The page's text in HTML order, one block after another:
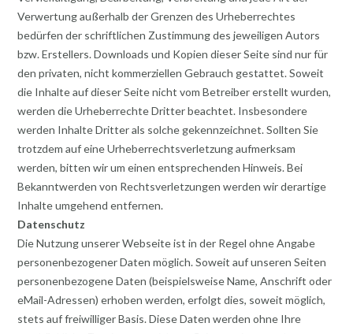
Verwertung außerhalb der Grenzen des Urheberrechtes
bedürfen der schriftlichen Zustimmung des jeweiligen Autors
bzw. Erstellers. Downloads und Kopien dieser Seite sind nur für
den privaten, nicht kommerziellen Gebrauch gestattet. Soweit
die Inhalte auf dieser Seite nicht vom Betreiber erstellt wurden,
werden die Urheberrechte Dritter beachtet. Insbesondere
werden Inhalte Dritter als solche gekennzeichnet. Sollten Sie
trotzdem auf eine Urheberrechtsverletzung aufmerksam
werden, bitten wir um einen entsprechenden Hinweis. Bei
Bekanntwerden von Rechtsverletzungen werden wir derartige
Inhalte umgehend entfernen.
Datenschutz
Die Nutzung unserer Webseite ist in der Regel ohne Angabe
personenbezogener Daten möglich. Soweit auf unseren Seiten
personenbezogene Daten (beispielsweise Name, Anschrift oder
eMail-Adressen) erhoben werden, erfolgt dies, soweit möglich,
stets auf freiwilliger Basis. Diese Daten werden ohne Ihre